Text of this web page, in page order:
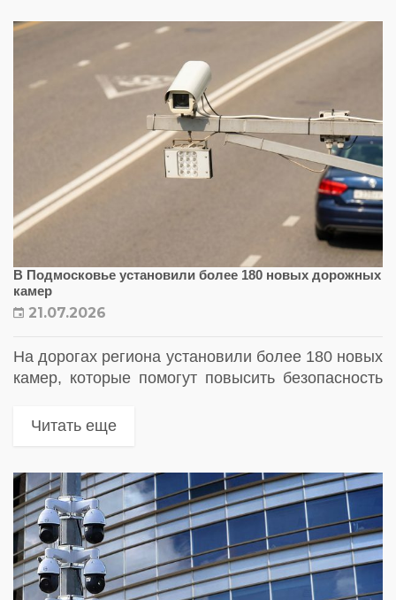
В Подмосковье установили более 180 новых дорожных
камер
21.07.2026
На дорогах региона установили более 180 новых
камер, которые помогут повысить безопасность
Об этом сообщило Министерство транспорта и
Читать еще